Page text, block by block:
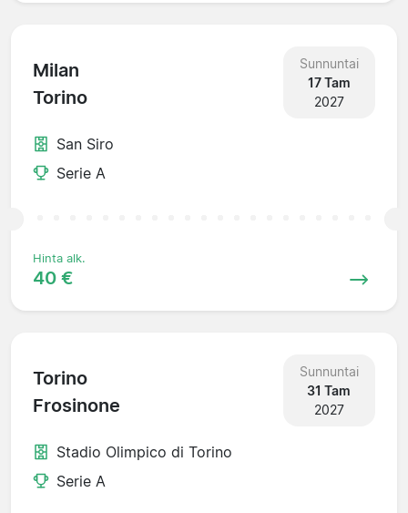
Milan
Torino
Sunnuntai
17 Tam
2027
San Siro
Serie A
Hinta alk.
40 €
Torino
Frosinone
Sunnuntai
31 Tam
2027
Stadio Olimpico di Torino
Serie A